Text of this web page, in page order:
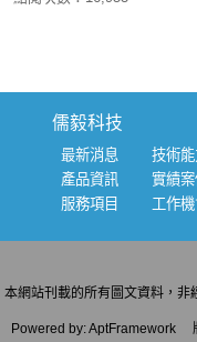
儒毅科技
最新消息
產品資訊
服務項目
技術能
實績案
工作
本網站刊載的所有圖文資料，非
Powered by: AptFramework